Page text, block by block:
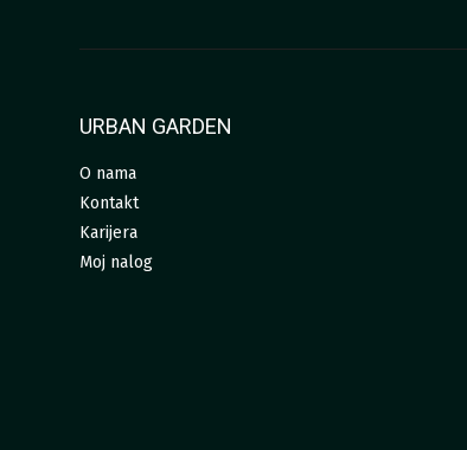
URBAN GARDEN
O nama
Kontakt
Karijera
Moj nalog